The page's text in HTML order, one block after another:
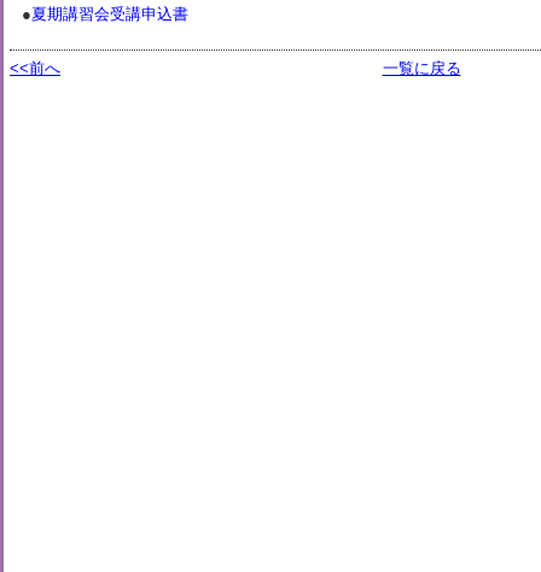
●夏期講習会受講申込書
<<前へ 一覧に戻る